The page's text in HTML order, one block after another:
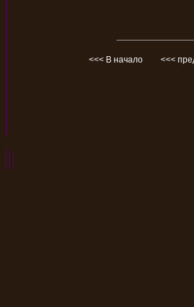
<<< В начало <<<